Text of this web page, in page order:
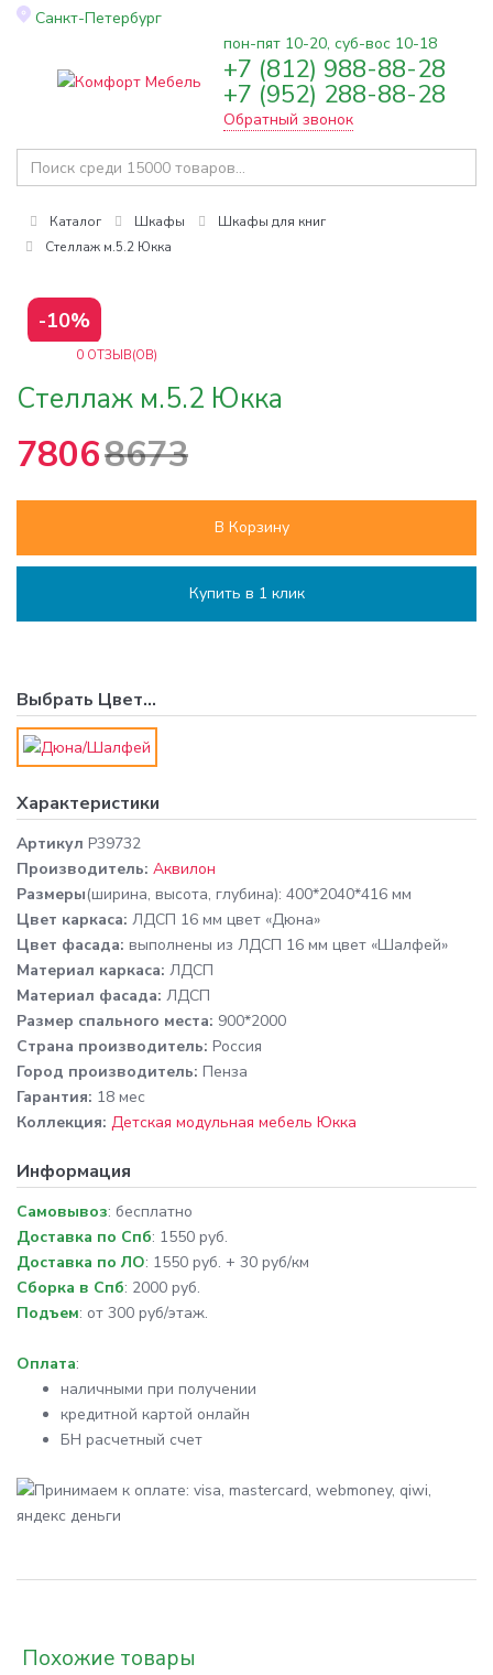
Санкт-Петербург
Toggle
пон-пят 10-20, суб-вос 10-18
+7 (812) 988-88-28
+7 (952) 288-88-28
Обратный звонок
Каталог Шкафы
Шкафы для книг
Стеллаж м.5.2 Юкка
-10%
0 ОТЗЫВ(ОВ)
Стеллаж м.5.2 Юкка
78068673
В Корзину
Купить в 1 клик
Выбрать Цвет...
Характеристики
Артикул P39732
Производитель: Аквилон
Размеры(ширина, высота, глубина): 400*2040*416 мм
Цвет каркаса: ЛДСП 16 мм цвет «Дюна»
Цвет фасада: выполнены из ЛДСП 16 мм цвет «Шалфей»
Материал каркаса: ЛДСП
Материал фасада: ЛДСП
Размер спального места: 900*2000
Cтрана производитель: Россия
Город производитель: Пенза
Гарантия: 18 мес
Коллекция: Детская модульная мебель Юкка
Информация
Самовывоз: бесплатно
Доставка по Спб: 1550 руб.
Доставка по ЛО: 1550 руб. + 30 руб/км
Сборка в Спб: 2000 руб.
Подъем: от 300 руб/этаж.
Оплата:
наличными при получении
кредитной картой онлайн
БН расчетный счет
Похожие товары